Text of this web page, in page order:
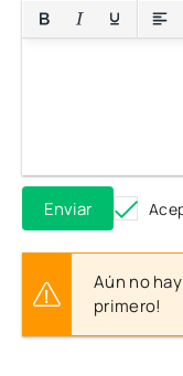
Enviar
Aún no
primero!